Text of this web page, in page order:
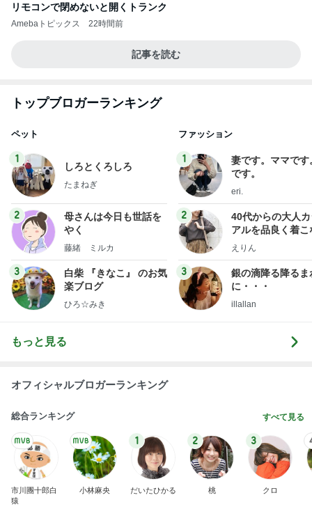
リモコンで閉めないと開くトランク
Amebaトピックス 22時間前
記事を読む
トップブロガーランキング
ペット
1
しろとくろしろ
たまねぎ
2
母さんは今日も世話を
やく
藤緒 ミルカ
3
白柴 『きなこ』 のお気
楽ブログ
ひろ☆みき
ファッション
1
妻です。ママです
です。
eri.
2
40代からの大人
アルを品良く着こ
ファッションブロ
えりん
3
銀の滴降る降るま
に・・・
illallan
もっと見る
オフィシャルブロガーランキング
総合ランキング すべて見る
市川團十郎白
猿
小林麻央
1
だいたひかる
2
桃
3
クロ